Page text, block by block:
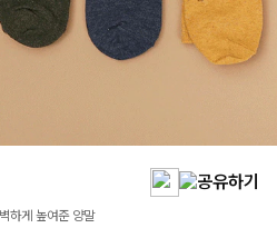
하게 높여준 양말